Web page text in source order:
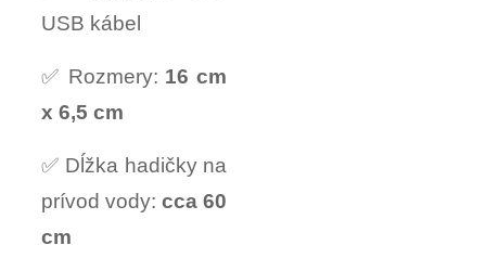
USB kábel
✅ Rozmery: 16 cm
x 6,5 cm
✅ Dĺžka hadičky na
prívod vody: cca 60
cm